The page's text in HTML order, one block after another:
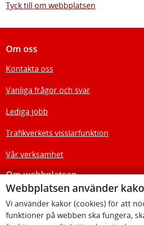
Webbplatsen använder
Vi använder kakor (cookies) för att
funktioner på webben ska fungera,
Tyck till om webbplatsen
Om oss
Kontakta oss
Vanliga frågor och svar
Lediga jobb
Trafikverkets visslarfunktion
Vår verksamhet
Om webbplatsen
Tillgänglighetsredogörelse
Följ oss